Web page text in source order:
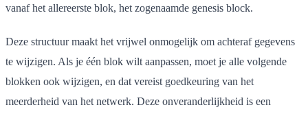
vanaf het allereerste blok, het zogenaamde genesis block.
Deze structuur maakt het vrijwel onmogelijk om achteraf gegevens
te wijzigen. Als je één blok wilt aanpassen, moet je alle volgende
blokken ook wijzigen, en dat vereist goedkeuring van het
meerderheid van het netwerk. Deze onveranderlijkheid is een